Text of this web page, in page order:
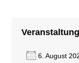
6. August